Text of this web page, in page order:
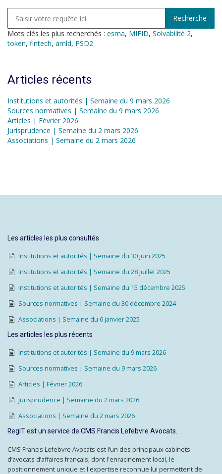
Mots clés les plus recherchés : esma, MIFID, Solvabilité 2,
token, fintech, amld, PSD2
Articles récents
Institutions et autorités | Semaine du 9 mars 2026
Sources normatives | Semaine du 9 mars 2026
Articles | Février 2026
Jurisprudence | Semaine du 2 mars 2026
Associations | Semaine du 2 mars 2026
Les articles les plus consultés
Institutions et autorités | Semaine du 30 juin 2025
Institutions et autorités | Semaine du 28 juillet 2025
Institutions et autorités | Semaine du 15 décembre 2025
Sources normatives | Semaine du 30 décembre 2024
Associations | Semaine du 6 janvier 2025
Les articles les plus récents
Institutions et autorités | Semaine du 9 mars 2026
Sources normatives | Semaine du 9 mars 2026
Articles | Février 2026
Jurisprudence | Semaine du 2 mars 2026
Associations | Semaine du 2 mars 2026
RegIT est un service de CMS Francis Lefebvre Avocats.
CMS Francis Lefebvre Avocats est l’un des principaux cabinets
d’avocats d’affaires français, dont l'enracinement local, le
positionnement unique et l'expertise reconnue lui permettent de